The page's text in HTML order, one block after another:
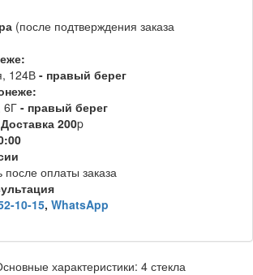
(после подтверждения заказа
124В - правый берег
6Г - правый берег
Доставка 200p
оплаты заказа
10-15, WhatsApp
характеристики: 4 стекла